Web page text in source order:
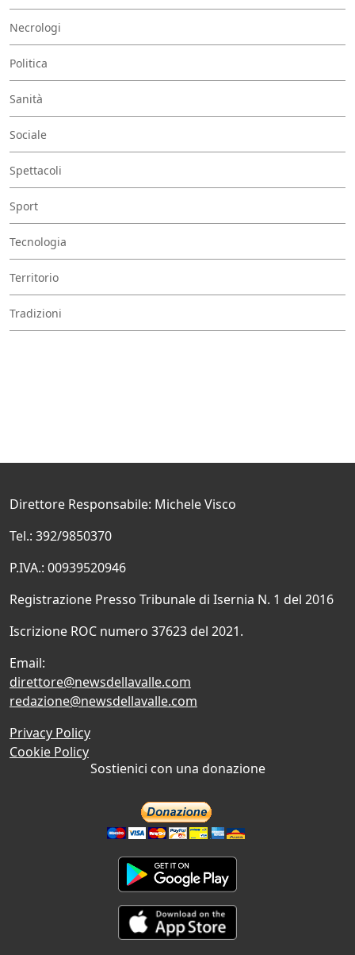
Necrologi
Politica
Sanità
Sociale
Spettacoli
Sport
Tecnologia
Territorio
Tradizioni
Direttore Responsabile: Michele Visco
Tel.: 392/9850370
P.IVA.: 00939520946
Registrazione Presso Tribunale di Isernia N. 1 del 2016
Iscrizione ROC numero 37623 del 2021.
Email:
direttore@newsdellavalle.com
redazione@newsdellavalle.com
Privacy Policy
Cookie Policy
Sostienici con una donazione